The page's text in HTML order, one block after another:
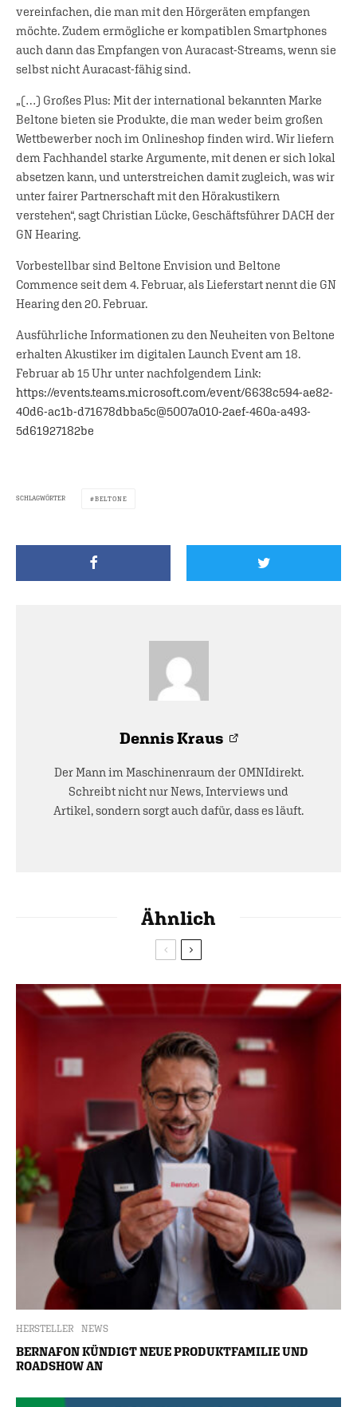
vereinfachen, die man mit den Hörgeräten empfangen
möchte. Zudem ermögliche er kompatiblen Smartphones
auch dann das Empfangen von Auracast-Streams, wenn sie
selbst nicht Auracast-fähig sind.
„(…) Großes Plus: Mit der international bekannten Marke
Beltone bieten sie Produkte, die man weder beim großen
Wettbewerber noch im Onlineshop finden wird. Wir liefern
dem Fachhandel starke Argumente, mit denen er sich lokal
absetzen kann, und unterstreichen damit zugleich, was wir
unter fairer Partnerschaft mit den Hörakustikern
verstehen“, sagt Christian Lücke, Geschäftsführer DACH der
GN Hearing.
Vorbestellbar sind Beltone Envision und Beltone
Commence seit dem 4. Februar, als Lieferstart nennt die GN
Hearing den 20. Februar.
Ausführliche Informationen zu den Neuheiten von Beltone
erhalten Akustiker im digitalen Launch Event am 18.
Februar ab 15 Uhr unter nachfolgendem Link:
https://events.teams.microsoft.com/event/6638c594-ae82-
40d6-ac1b-d71678dbba5c@5007a010-2aef-460a-a493-
5d61927182be
SCHLAGWÖRTER BELTONE
Dennis Kraus
Der Mann im Maschinenraum der OMNIdirekt.
Schreibt nicht nur News, Interviews und
Artikel, sondern sorgt auch dafür, dass es läuft.
Ähnlich
HERSTELLER NEWS
BERNAFON KÜNDIGT NEUE PRODUKTFAMILIE UND
ROADSHOW AN